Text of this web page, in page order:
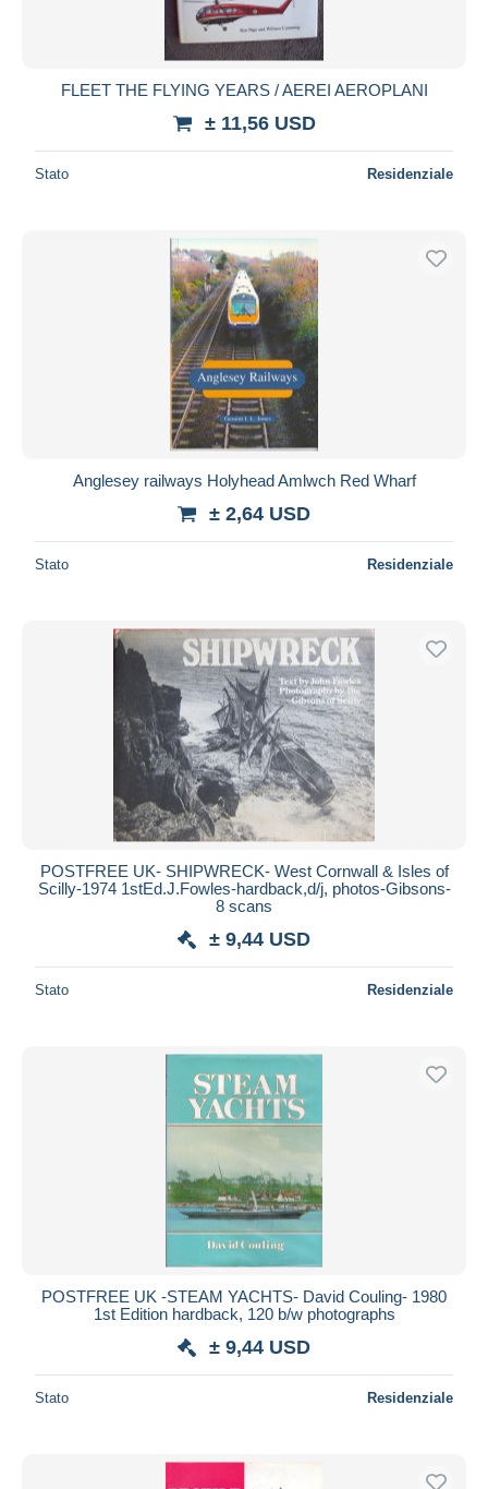
FLEET THE FLYING YEARS / AEREI AEROPLANI
± 11,56 USD
Stato Residenziale
Anglesey railways Holyhead Amlwch Red Wharf
± 2,64 USD
Stato Residenziale
POSTFREE UK- SHIPWRECK- West Cornwall & Isles of
Scilly-1974 1stEd.J.Fowles-hardback,d/j, photos-Gibsons-
8 scans
± 9,44 USD
Stato Residenziale
POSTFREE UK -STEAM YACHTS- David Couling- 1980
1st Edition hardback, 120 b/w photographs
± 9,44 USD
Stato Residenziale